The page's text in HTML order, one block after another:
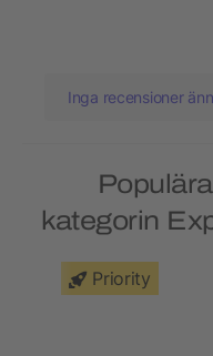
Inga recensioner
kategorin
Priority